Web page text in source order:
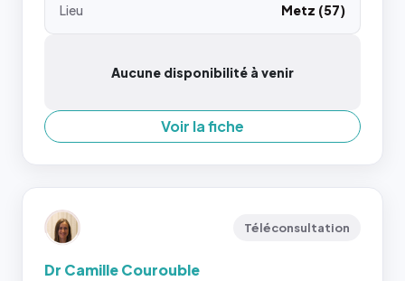
Lieu
Metz (57)
Aucune disponibilité à venir
Voir la fiche
Téléconsultation
Dr Camille Courouble